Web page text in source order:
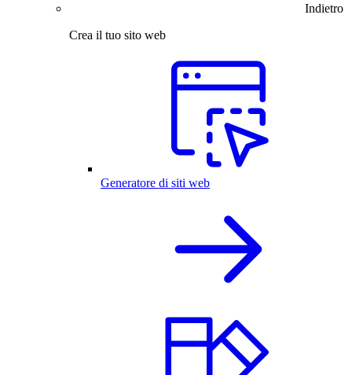
Indietro
Crea il tuo sito web
Generatore di siti web